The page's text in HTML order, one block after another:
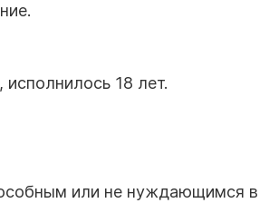
исполнилось 18 лет.
или не нуждающимся в